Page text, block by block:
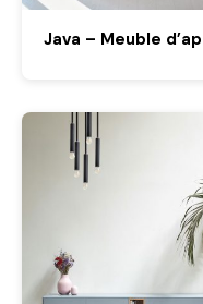
Java – Meuble